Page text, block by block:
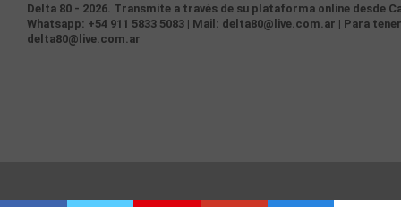
Delta 80 - 2026. Transmite a través de su plataforma online desde
Whatsapp: +54 911 5833 5083 | Mail: delta80@live.com.ar | Para
delta80@live.com.ar